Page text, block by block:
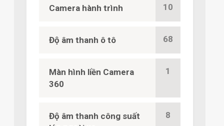
Camera hành trình 10
Độ âm thanh ô tô 68
Màn hình liền Camera
360
1
Độ âm thanh công suất
8